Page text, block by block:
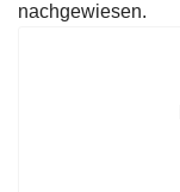
nachgewiesen.